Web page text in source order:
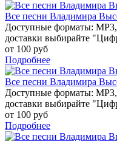
Все песни Владимира
Доступные форматы:
доставки выбирайте
от 100 руб
Подробнее
Все песни Владимира
Доступные форматы:
доставки выбирайте
от 100 руб
Подробнее